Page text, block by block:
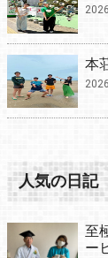
本
人気の日記
至
ー